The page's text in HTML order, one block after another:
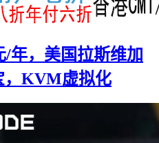
/年，美国拉斯维加
，KVM虚拟化